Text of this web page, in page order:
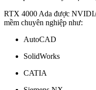
RTX 4000 Ada được
mềm chuyên nghiệp như:
AutoCAD
SolidWorks
CATIA